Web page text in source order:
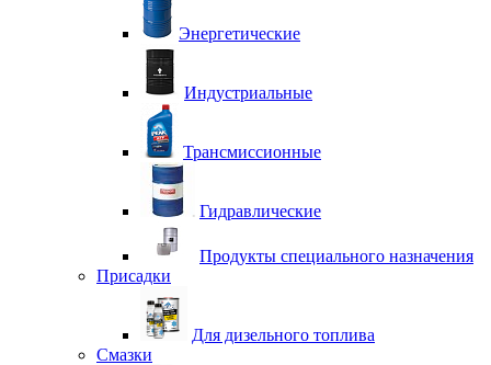
Энергетические
Индустриальные
Трансмиссионные
Гидравлические
Продукты специального назначения
Присадки
Для дизельного топлива
Смазки